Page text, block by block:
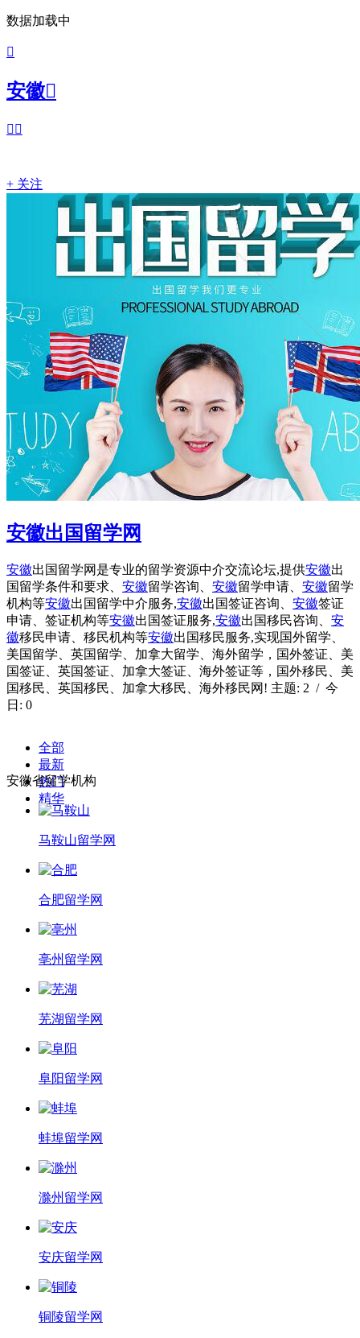
数据加载中

安徽
 
+ 关注
安徽出国留学网
安徽出国留学网是专业的留学资源中介交流论坛,提供安徽出
国留学条件和要求、 安徽留学咨询、 安徽留学申请、 安徽留学
机构等安徽出国留学中介服务,安徽出国签证咨询、 安徽签证
申请、签证机构等安徽出国签证服务,安徽出国移民咨询、 安
徽移民申请、移民机构等安徽出国移民服务,实现国外留学、
美国留学、英国留学、加拿大留学、海外留学，国外签证、美
国签证、英国签证、加拿大签证、海外签证等，国外移民、美
国移民、英国移民、加拿大移民、海外移民网! 主题: 2 / 今
日: 0
全部
最新
热门
精华
安徽省留学机构
马鞍山留学网
合肥留学网
亳州留学网
芜湖留学网
阜阳留学网
蚌埠留学网
滁州留学网
安庆留学网
铜陵留学网